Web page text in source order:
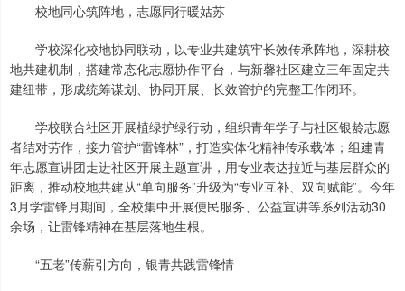
校地同心筑阵地，志愿同行暖姑苏
学校深化校地协同联动，以专业共建筑牢长效传承阵地，深耕校
地共建机制，搭建常态化志愿协作平台，与新馨社区建立三年固定共
建纽带，形成统筹谋划、协同开展、长效管护的完整工作闭环。
学校联合社区开展植绿护绿行动，组织青年学子与社区银龄志愿
者结对劳作，接力管护“雷锋林”，打造实体化精神传承载体；组建青
年志愿宣讲团走进社区开展主题宣讲，用专业表达拉近与基层群众的
距离，推动校地共建从“单向服务”升级为“专业互补、双向赋能”。今年
3月学雷锋月期间，全校集中开展便民服务、公益宣讲等系列活动30
余场，让雷锋精神在基层落地生根。
“五老”传薪引方向，银青共践雷锋情